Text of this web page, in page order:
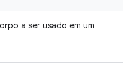
a ser usado em um